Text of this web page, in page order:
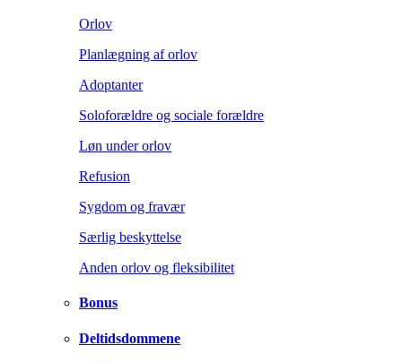
Orlov
Planlægning af orlov
Adoptanter
Soloforældre og sociale forældre
Løn under orlov
Refusion
Sygdom og fravær
Særlig beskyttelse
Anden orlov og fleksibilitet
Bonus
Deltidsdommene